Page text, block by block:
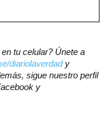
tu celular? Únete a
diariolaverdady
sigue nuestro perfil
y